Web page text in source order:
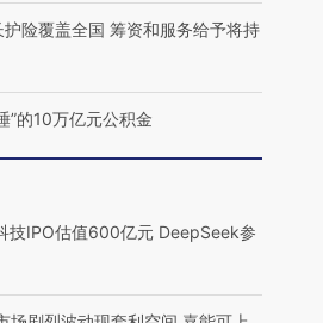
护险覆盖全国 筹资和服务给予将持
”的10万亿元公积金
技IPO估值600亿元 DeepSeek参